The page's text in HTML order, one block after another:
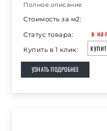
Полное описание
Стоимость за м2:
Статус товара:
в
Купить в 1 клик:
УЗНАТЬ ПОДРОБНЕЕ